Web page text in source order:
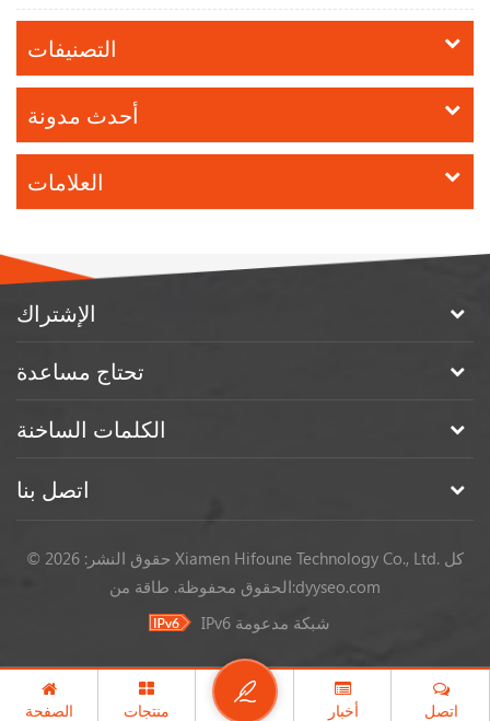
التصنيفات
أحدث مدونة
العلامات
الإشتراك
تحتاج مساعدة
الكلمات الساخنة
اتصل بنا
© حقوق النشر: 2026 Xiamen Hifoune Technology Co., Ltd. كل
الحقوق محفوظة.طاقة من:dyyseo.com
IPv6 شبكة مدعومة
الصفحة منتجات أخبار اتصل